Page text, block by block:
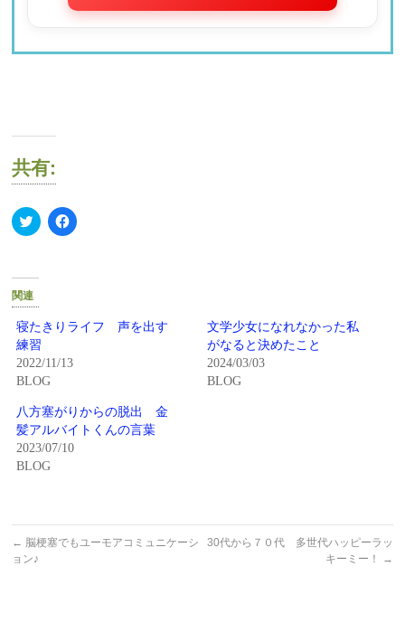
共有:
ク
リ
て
有
(新
し
い
ウ
ィ
ド
ウ
で
開
き
ま
Facebook
で
リ
ッ
し
て
さ
い
(新
し
い
で
開
き
関連
寝たきりライフ 声を出す
練習
2022/11/13
BLOG
文学少女になれなかった私
がなると決めたこと
2024/03/03
BLOG
八方塞がりからの脱出 金
髪アルバイトくんの言葉
2023/07/10
BLOG
← 脳梗塞でもユーモアコミュニケーシ
ョン♪
30代から７０代 多世代ハッピーラッ
キーミー！
→